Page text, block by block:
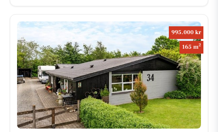
995.000 kr
165 m2